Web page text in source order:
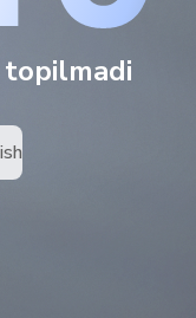
topilmadi